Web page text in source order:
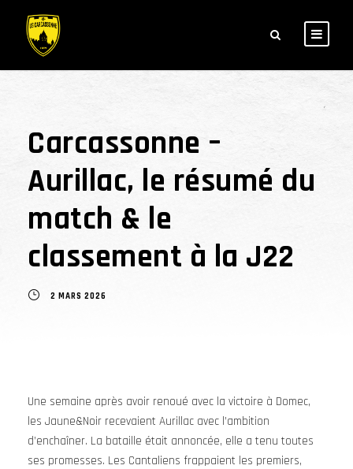
Carcassonne –
Aurillac, le résumé du
match & le
classement à la J22
2 MARS 2026
Une semaine après avoir renoué avec la victoire à Domec,
les Jaune&Noir recevaient Aurillac avec l’ambition
d’enchaîner. La bataille était annoncée, elle a tenu toutes
ses promesses. Les Cantaliens frappaient les premiers,